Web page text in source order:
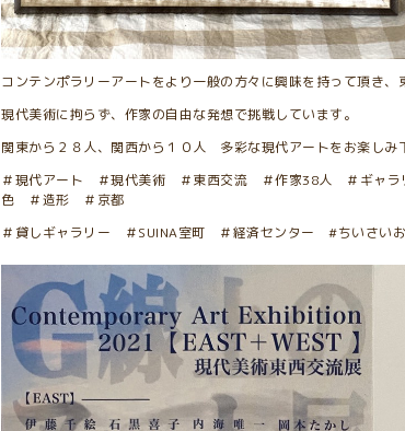
コンテンポラリーアートをより一般の方々に興味を持って頂き、
現代美術に拘らず、作家の自由な発想で挑戦しています。
関東から２８人、関西から１０人 多彩な現代アートをお楽しみ
＃現代アート ＃現代美術 ＃東西交流 ＃作家38人 ＃ギャ
色 ＃造形 ＃京都
＃貸しギャラリー ＃SUINA室町 ＃経済センター #ちいさい